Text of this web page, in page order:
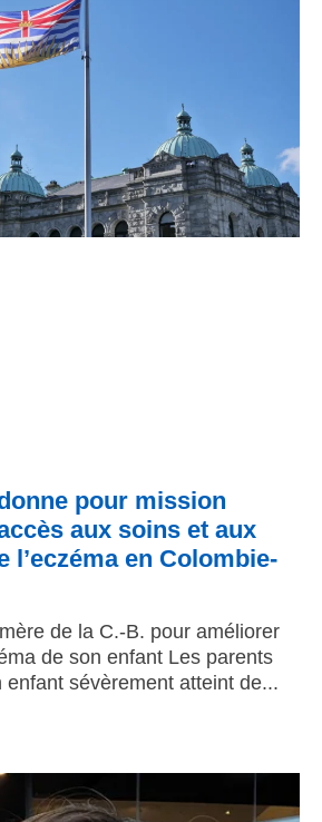
pour mission
aux soins et aux
l’eczéma en Colombie-
de la C.-B. pour améliorer
de son enfant Les parents
enfant sévèrement atteint de